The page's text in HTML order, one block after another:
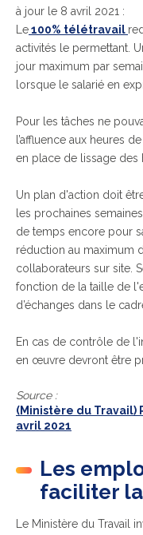
à jour le 8 avril 2021 :
Le100% télétravail
activités le permettant.
jour maximum par
lorsque le salarié en
Pour les tâches ne
l’affluence aux heures
en place de lissage des
Un plan d'action doit
les prochaines
de temps encore pour
réduction au maximum
collaborateurs sur site.
fonction de la taille de
d’échanges dans le
En cas de contrôle de
en œuvre devront être
Source :
(Ministère du Travail)
avril 2021
Les
faciliter
Le Ministère du Travail